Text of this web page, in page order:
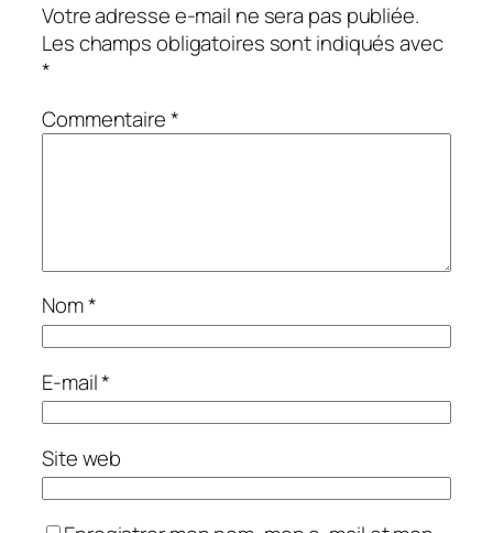
Votre adresse e-mail ne sera pas publiée.
Les champs obligatoires sont indiqués avec
*
Commentaire*
Nom*
E-mail*
Site web